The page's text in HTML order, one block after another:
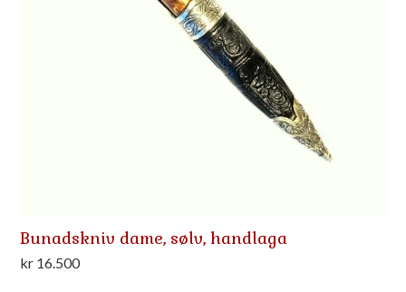
Bunadskniv dame, sølv, handlaga
kr 16.500